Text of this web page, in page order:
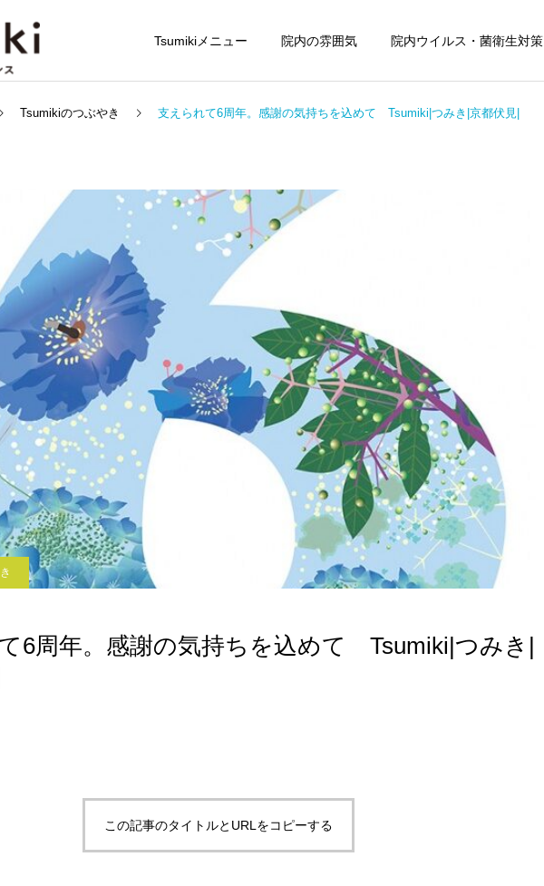
Tsumikiメニュー 院内の雰囲気 院内ウイルス・菌衛生対策
Tsumikiのつぶやき 支えられて6周年。感謝の気持ちを込めて Tsumiki|つみき|京都伏見|
6周年。感謝の気持ちを込めて Tsumiki|つみき|
この記事のタイトルとURLをコピーする